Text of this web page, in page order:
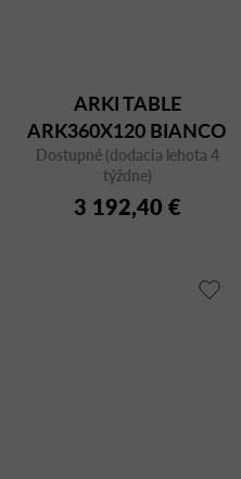
ARKI TABLE
ARK360X120 BIANCO
CFCBI
Dostupné (dodacia lehota 4
týždne)
3 192,40 €